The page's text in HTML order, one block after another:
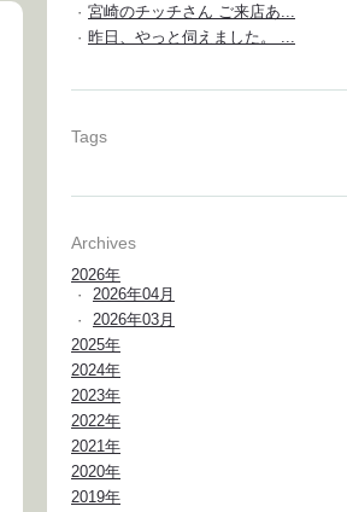
· 宮崎のチッチさん ご来店あ...
· 昨日、やっと伺えました。 ...
Tags
Archives
2026年
·
2026年04月
·
2026年03月
2025年
2024年
2023年
2022年
2021年
2020年
2019年